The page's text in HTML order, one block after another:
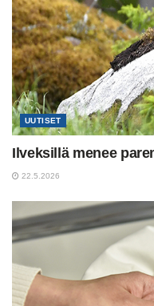
UUTISET
Ilveksillä menee
22.5.2026